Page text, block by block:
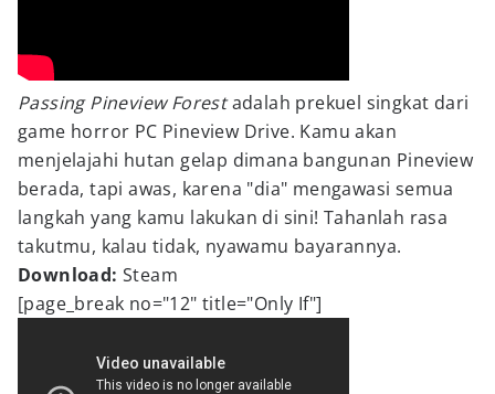
Passing Pineview Forestadalah prekuel singkat dari
game horror PC Pineview Drive. Kamu akan
menjelajahi hutan gelap dimana bangunan Pineview
berada, tapi awas, karena "dia" mengawasi semua
langkah yang kamu lakukan di sini! Tahanlah rasa
takutmu, kalau tidak, nyawamu bayarannya.
Download: Steam
[page_break no="12" title="Only If"]